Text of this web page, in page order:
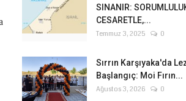
SINANIR:
CESARETLE,...
Temmuz 3, 2025 0
Sırrın Karşıyaka'da
Başlangıç: Moi Fırın...
Ağustos 3, 2026 0